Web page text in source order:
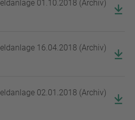
01.10.2018 (Archiv)
16.04.2018 (Archiv)
02.01.2018 (Archiv)